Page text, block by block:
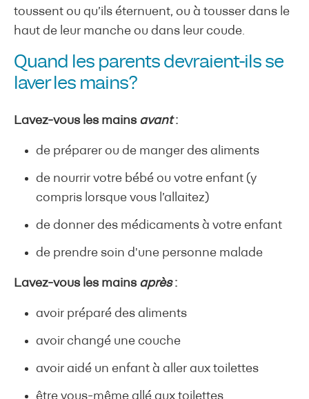
toussent ou qu’ils éternuent, ou à tousser dans le
haut de leur manche ou dans leur coude.
Quand les parents devraient-ils se
laver les mains?
Lavez-vous les mains avant:
de préparer ou de manger des aliments
de nourrir votre bébé ou votre enfant (y
compris lorsque vous l’allaitez)
de donner des médicaments à votre enfant
de prendre soin d'une personne malade
Lavez-vous les mains après:
avoir préparé des aliments
avoir changé une couche
avoir aidé un enfant à aller aux toilettes